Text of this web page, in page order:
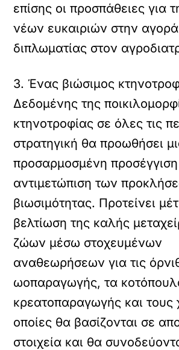
επίσης οι προσπάθειες για
νέων ευκαιριών στην
διπλωματίας στον
3. Ένας βιώσιμος
Δεδομένης της
κτηνοτροφίας σε όλες τις
στρατηγική θα προωθήσει
προσαρμοσμένη προσέγγιση
αντιμετώπιση των
βιωσιμότητας. Προτείνει
βελτίωση της καλής
ζώων μέσω στοχευμένων
αναθεωρήσεων για τις
ωοπαραγωγής, τα
κρεατοπαραγωγής και τους
οποίες θα βασίζονται σε
στοιχεία και θα